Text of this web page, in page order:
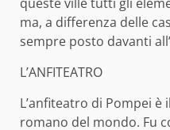
ma, a differenza delle
sempre posto davanti
L’ANFITEATRO
L’anfiteatro di Pompei
romano del mondo. Fu